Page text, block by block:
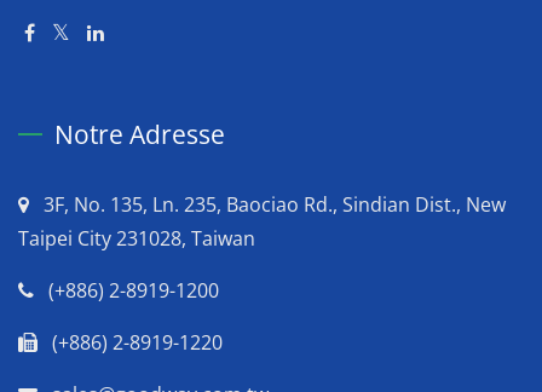
Notre Adresse
3F, No. 135, Ln. 235, Baociao Rd., Sindian Dist., New
Taipei City 231028, Taiwan
(+886) 2-8919-1200
(+886) 2-8919-1220